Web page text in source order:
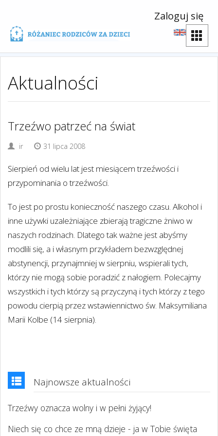
Zaloguj się
Aktualności
Trzeźwo patrzeć na świat
ir 31 lipca 2008
Sierpień od wielu lat jest miesiącem trzeźwości i
przypominania o trzeźwości.
To jest po prostu konieczność naszego czasu. Alkohol i
inne używki uzależniające zbierają tragiczne żniwo w
naszych rodzinach. Dlatego tak ważne jest abyśmy
modlili się, a i własnym przykładem bezwzględnej
abstynencji, przynajmniej w sierpniu, wspierali tych,
którzy nie mogą sobie poradzić z nałogiem. Polecajmy
wszystkich i tych którzy są przyczyną i tych którzy z tego
powodu cierpią przez wstawiennictwo św. Maksymiliana
Marii Kolbe (14 sierpnia).
Najnowsze aktualności
Trzeźwy oznacza wolny i w pełni żyjący!
Niech się co chce ze mną dzieje - ja w Tobie święta